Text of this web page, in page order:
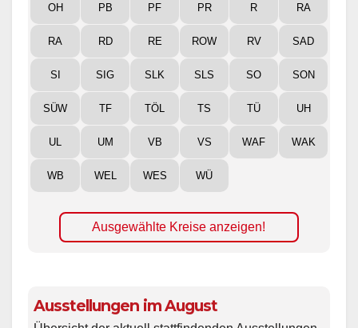
OH PB PF PR R RA
RA RD RE ROW RV SAD
SI SIG SLK SLS SO SON
SÜW TF TÖL TS TÜ UH
UL UM VB VS WAF WAK
WB WEL WES WÜ
Ausgewählte Kreise anzeigen!
Ausstellungen im August